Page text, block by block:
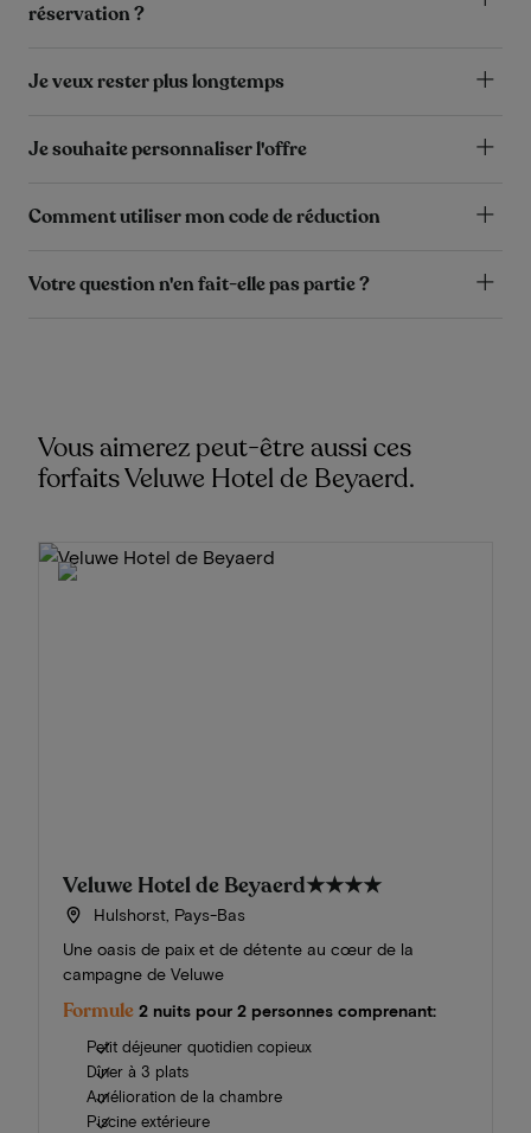
réservation ?
Je veux rester plus longtemps
Je souhaite personnaliser l'offre
Comment utiliser mon code de réduction
Votre question n'en fait-elle pas partie ?
Vous aimerez peut-être aussi ces
forfaits Veluwe Hotel de Beyaerd.
Veluwe Hotel de Beyaerd★★★★
Hulshorst, Pays-Bas
Une oasis de paix et de détente au cœur de la
campagne de Veluwe
Formule 2 nuits pour 2 personnes comprenant:
Petit déjeuner quotidien copieux
Dîner à 3 plats
Amélioration de la chambre
Piscine extérieure